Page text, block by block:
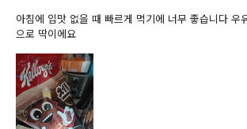
아침에 입맛 없을 때 빠르게 먹기에 너무 좋습니다 우
으로 딱이에요